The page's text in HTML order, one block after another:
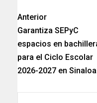
Anterior
Garantiza SEPyC
espacios en
para el Ciclo Escolar
2026-2027 en